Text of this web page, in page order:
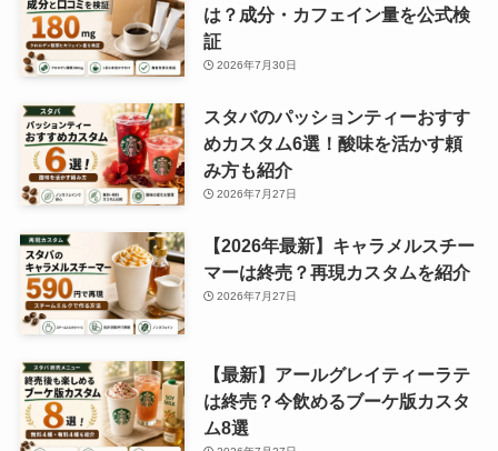
は？成分・カフェイン量を公式検
証
2026年7月30日
スタバのパッションティーおすす
めカスタム6選！酸味を活かす頼
み方も紹介
2026年7月27日
【2026年最新】キャラメルスチー
マーは終売？再現カスタムを紹介
2026年7月27日
【最新】アールグレイティーラテ
は終売？今飲めるブーケ版カスタ
ム8選